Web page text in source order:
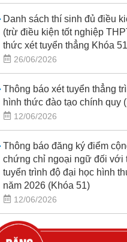
Danh sách thí sinh đủ điều
(trừ điều kiện tốt nghiệp
thức xét tuyển thẳng Khóa
26/06/2026
Thông báo xét tuyển thẳng
hình thức đào tạo chính quy
12/06/2026
Thông báo đăng ký điểm
chứng chỉ ngoại ngữ đối với
tuyển trình độ đại học hình
năm 2026 (Khóa 51)
12/06/2026